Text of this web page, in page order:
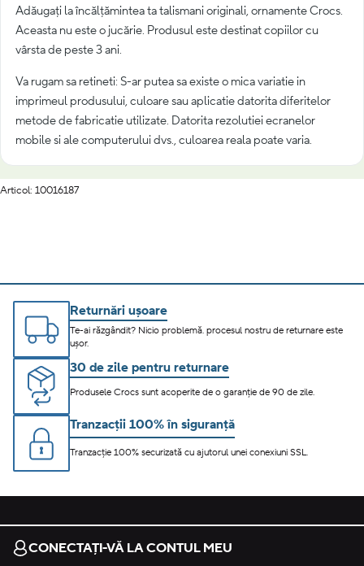
Adăugați la încălțămintea ta talismani originali, ornamente Crocs.
Aceasta nu este o jucărie. Produsul este destinat copiilor cu
vârsta de peste 3 ani.
Va rugam sa retineti: S-ar putea sa existe o mica variatie in
imprimeul produsului, culoare sau aplicatie datorita diferitelor
metode de fabricatie utilizate. Datorita rezolutiei ecranelor
mobile si ale computerului dvs., culoarea reala poate varia.
Articol: 10016187
Returnări ușoare
Te-ai răzgândit? Nicio problemă. procesul nostru de returnare este
ușor.
30 de zile pentru returnare
Produsele Crocs sunt acoperite de o garanție de 90 de zile.
Tranzacții 100% în siguranță
Tranzacție 100% securizată cu ajutorul unei conexiuni SSL.
CONECTAȚI-VĂ LA CONTUL MEU